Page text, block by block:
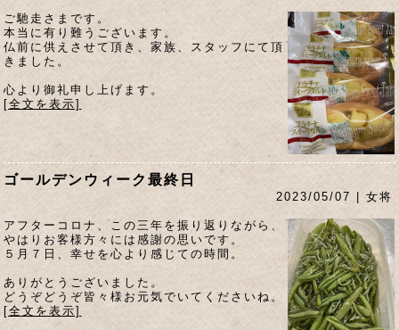
ご馳走さまです。
本当に有り難うございます。
仏前に供えさせて頂き、家族、スタッフにて頂
きました。
心より御礼申し上げます。
[全文を表示]
ゴールデンウィーク最終日
2023/05/07 | 女将
アフターコロナ、この三年を振り返りながら、
やはりお客様方々には感謝の思いです。
５月７日、幸せを心より感じての時間。
ありがとうございました。
どうぞどうぞ皆々様お元気でいてくださいね。
[全文を表示]